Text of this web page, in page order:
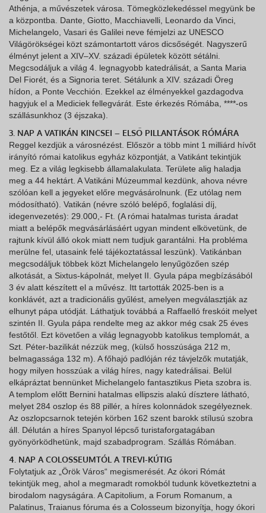
Athénja, a művészetek városa. Tömegközlekedéssel megyünk be
a központba. Dante, Giotto, Macchiavelli, Leonardo da Vinci,
Michelangelo, Vasari és Galilei neve fémjelzi az UNESCO
Világörökségei közt számontartott város dicsőségét. Nagyszerű
élményt jelent a XIV–XV. századi épületek között sétálni.
Megcsodáljuk a világ 4. legnagyobb katedrálisát, a Santa Maria
Del Fiorét, és a Signoria teret. Sétálunk a XIV. századi Öreg
hídon, a Ponte Vecchión. Ezekkel az élményekkel gazdagodva
hagyjuk el a Mediciek fellegvárát. Este érkezés Rómába, ****-os
szállásunkhoz (3 éjszaka).
3. NAP A VATIKÁN KINCSEI – ELSŐ PILLANTÁSOK RÓMÁRA
Reggel kezdjük a városnézést. Először a több mint 1 milliárd hívőt
irányító római katolikus egyház központját, a Vatikánt tekintjük
meg. Ez a világ legkisebb államalakulata. Területe alig haladja
meg a 44 hektárt. A Vatikáni Múzeummal kezdünk, ahova névre
szólóan kell a jegyeket előre megvásárolnunk. (Ez utólag nem
módosítható). Vatikán (névre szóló belépő, foglalási díj,
idegenvezetés): 29.000,- Ft. (A római hatalmas turista áradat
miatt a belépők megvásárlásáért ugyan mindent elkövetünk, de
rajtunk kívül álló okok miatt nem tudjuk garantálni. Ha probléma
merülne fel, utasaink felé tájékoztatással leszünk). Vatikánban
megcsodáljuk többek közt Michelangelo lenyűgözően szép
alkotását, a Sixtus-kápolnát, melyet II. Gyula pápa megbízásából
3 év alatt készített el a művész. Itt tartották 2025-ben is a
konklávét, azt a tradicionális gyűlést, amelyen megválasztják az
elhunyt pápa utódját. Láthatjuk továbbá a Raffaelló freskóit melyet
szintén II. Gyula pápa rendelte meg az akkor még csak 25 éves
festőtől. Ezt követően a világ legnagyobb katolikus templomát, a
Szt. Péter-bazilikát nézzük meg, (külső hosszúsága 212 m,
belmagassága 132 m). A főhajó padlóján réz távjelzők mutatják,
hogy milyen hosszúak a világ híres, nagy katedrálisai. Belül
elkápráztat bennünket Michelangelo fantasztikus Pieta szobra is.
A templom előtt Bernini hatalmas ellipszis alakú dísztere látható,
melyet 284 oszlop és 88 pillér, a híres kolonnádok szegélyeznek.
Az oszlopcsarnok tetején körben 162 szent barokk stílusú szobra
áll. Délután a híres Spanyol lépcső turistaforgatagában
gyönyörködhetünk, majd szabadprogram. Szállás Rómában.
4. NAP A COLOSSEUMTÓL A TREVI-KÚTIG
Folytatjuk az „Örök Város“ megismerését. Az ókori Rómát
tekintjük meg, ahol a megmaradt romokból tudunk következtetni a
birodalom nagyságára. A Capitolium, a Forum Romanum, a
Palatinus, Traianus fóruma és a Colosseum bizonyítja, hogy ókori